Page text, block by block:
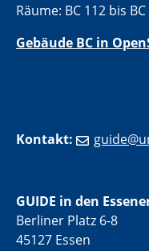
Räume: BC 112 bis
Gebäude BC in
Kontakt:
GUIDE in den
Berliner Platz 6-8
45127 Essen